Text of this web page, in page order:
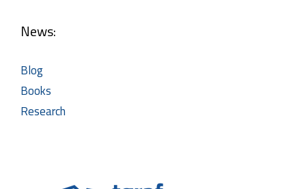
News:
Blog
Books
Research